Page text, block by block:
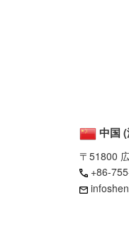
中国
〒51800
+86-